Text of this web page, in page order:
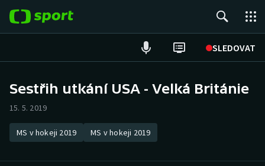
SLEDOVAT
Hokej
Tenis
Atletika
Sestřih utkání USA - Velká Británie
15. 5. 2019
MS v hokeji 2019 MS v hokeji 2019